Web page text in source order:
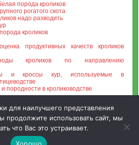
порода кроликов
рогатого скота
надо разводить
кроликов
продуктивных качеств кроликов
кроликов по направлению
и кроссы кур, используемые в
породности в кролиководстве
МСХА. Неофициальный сайт
для наилучшего представления
продолжите использовать сайт, мы
что Вас это устраивает.
Хорошо